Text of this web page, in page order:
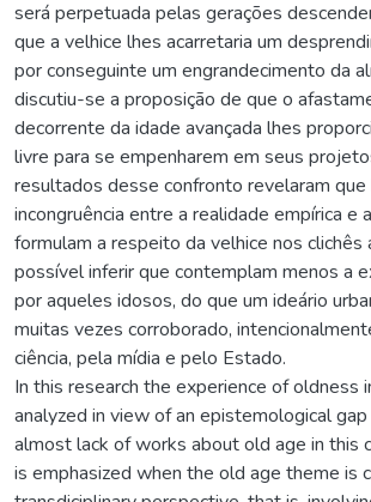
será perpetuada pelas gerações
que a velhice lhes acarretaria um
por conseguinte um engrandecimento da
discutiu-se a proposição de que o
decorrente da idade avançada lhes
livre para se empenharem em seus
resultados desse confronto revelaram que
incongruência entre a realidade empírica e
formulam a respeito da velhice nos clichês
possível inferir que contemplam menos a
por aqueles idosos, do que um ideário
muitas vezes corroborado,
ciência, pela mídia e pelo Estado.
In this research the experience of oldness
analyzed in view of an epistemological
almost lack of works about old age in this
is emphasized when the old age theme is